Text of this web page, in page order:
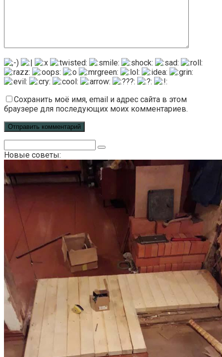
Сохранить моё имя, email и адрес сайта в этом
браузере для последующих моих комментариев.
Новые советы: